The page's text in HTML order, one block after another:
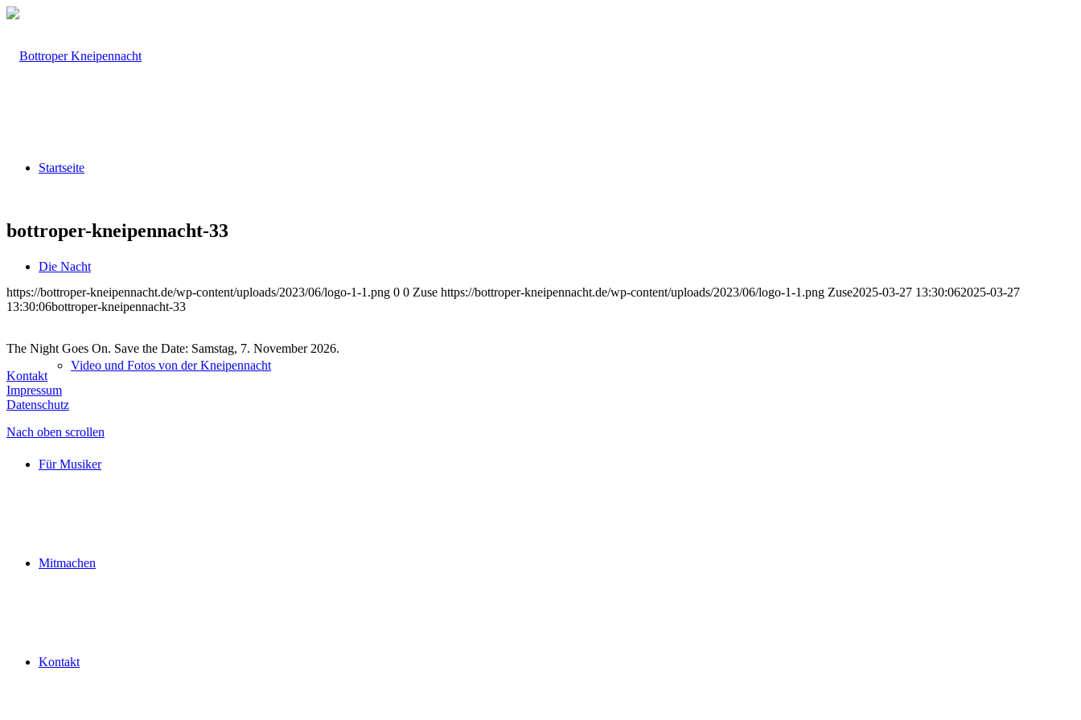
Startseite
Die Nacht
Video und Fotos von der Kneipennacht
Für Musiker
Mitmachen
Kontakt
bottroper-kneipennacht-33
https://bottroper-kneipennacht.de/wp-content/uploads/2023/06/logo-1-1.png 0 0 Zuse https://bottroper-kneipennacht.de/wp-content/uploads/2023/06/logo-1-1.png Zuse2025-03-27 13:30:062025-03-27
13:30:06bottroper-kneipennacht-33
The Night Goes On. Save the Date: Samstag, 7. November 2026.
Kontakt
Impressum
Datenschutz
Nach oben scrollen